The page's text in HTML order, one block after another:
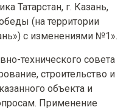
Татарстан, г. Казань,
(на территории
с изменениями №1».
технического совета
строительство и
объекта и
Применение